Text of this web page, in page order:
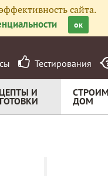
сайта.
ок
Тестирования
И СТРОИМ
ДОМ